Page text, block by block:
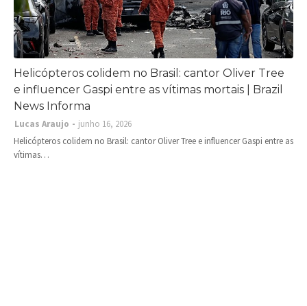
Helicópteros colidem no Brasil: cantor Oliver Tree
e influencer Gaspi entre as vítimas mortais | Brazil
News Informa
Lucas Araujo
junho 16, 2026
Helicópteros colidem no Brasil: cantor Oliver Tree e influencer Gaspi entre as
vítimas…